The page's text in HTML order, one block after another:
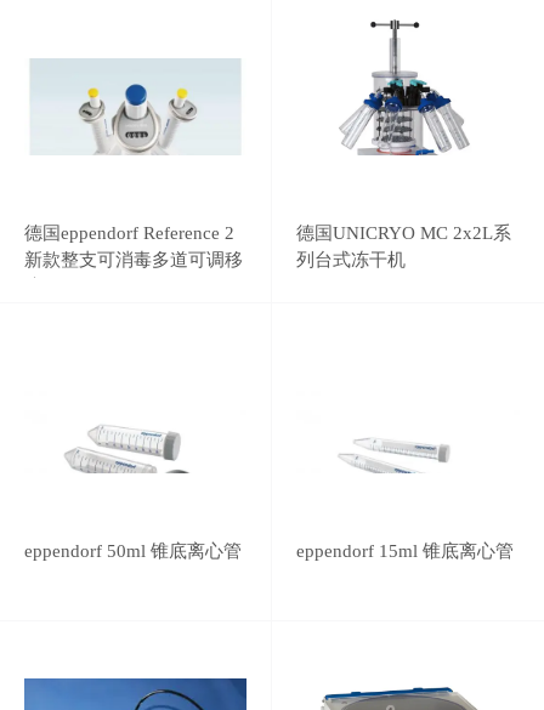
德国eppendorf Reference 2
新款整支可消毒多道可调移
德国UNICRYO MC 2x2L系
列台式冻干机
eppendorf 50ml 锥底离心管 eppendorf 15ml 锥底离心管